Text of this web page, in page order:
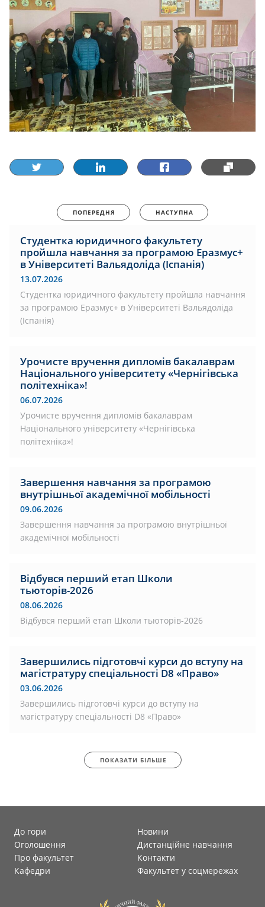
ПОПЕРЕДНЯ НАСТУПНА
Студентка юридичного факультету
пройшла навчання за програмою Еразмус+
в Університеті Вальядоліда (Іспанія)
13.07.2026
Студентка юридичного факультету пройшла навчання
за програмою Еразмус+ в Університеті Вальядоліда
(Іспанія)
Урочисте вручення дипломів бакалаврам
Національного університету «Чернігівська
політехніка»!
06.07.2026
Урочисте вручення дипломів бакалаврам
Національного університету «Чернігівська
політехніка»!
Завершення навчання за програмою
внутрішньої академічної мобільності
09.06.2026
Завершення навчання за програмою внутрішньої
академічної мобільності
Відбувся перший етап Школи
тьюторів-2026
08.06.2026
Відбувся перший етап Школи тьюторів-2026
Завершились підготовчі курси до вступу на
магістратуру спеціальності D8 «Право»
03.06.2026
Завершились підготовчі курси до вступу на
магістратуру спеціальності D8 «Право»
ПОКАЗАТИ БІЛЬШЕ
До гори
Новини
Оголошення
Дистанційне навчання
Про факультет
Контакти
Кафедри
Факультет у соцмережах